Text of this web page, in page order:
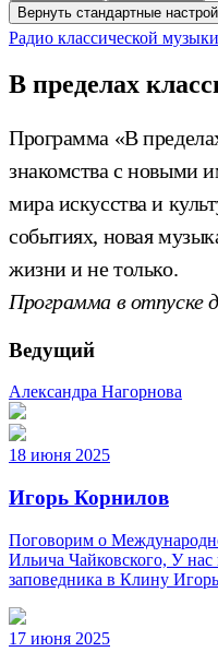
Вернуть стандартные
Радио классической
В пределах
Программа «В
знакомства с новыми
мира искусства и
событиях, новая
жизни и не только.
Программа в отпуске
Ведущий
Александра Нагорнова
18 июня 2025
Игорь Корнилов
Поговорим о
Ильича Чайковского, У нас
заповедника в Клину
17 июня 2025